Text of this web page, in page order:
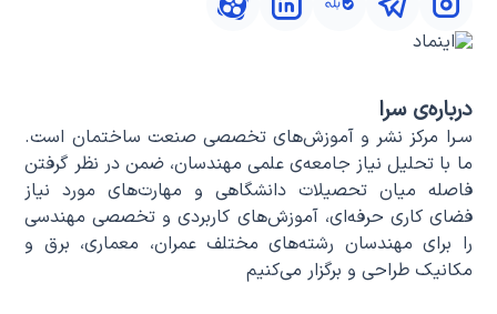
درباره‌ی سرا
سـرا مرکز نشر و آموزش‌های تخصصی صنعت ساختمان است.
ما با تحلیل نیاز جامعه‌ی علمی مهندسان، ضمن در نظر گرفتن
فاصله میان تحصیلات دانشگاهی و مهارت‌های مورد نیاز
فضای کاری حرفه‌ای، آموزش‌های کاربردی و تخصصی مهندسی
را برای مهندسان رشته‌های مختلف عمران، معماری، برق و
مکانیک طراحی و برگزار می‌کنیم